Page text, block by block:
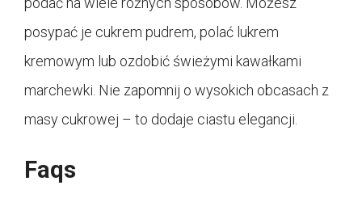
posypać je cukrem pudrem, polać lukrem
kremowym lub ozdobić świeżymi kawałkami
marchewki. Nie zapomnij o wysokich obcasach z
masy cukrowej – to dodaje ciastu elegancji.
Faqs